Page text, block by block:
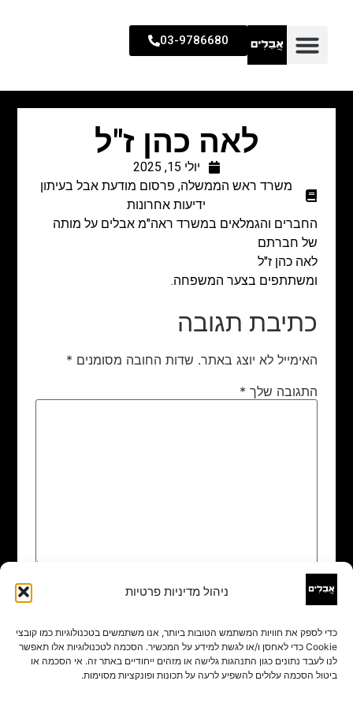
ניהול מדיניות פרטיות
כדי לספק את חוויות המשתמש הטובות ביותר, אנו משתמשים בטכנולוגיות כמו קובצי
Cookie כדי לאחסן ו/או לגשת למידע על המכשיר. הסכמה לטכנולוגיות אלו תאפשר
לנו לעבד נתונים כגון התנהגות גלישה או מזהים ייחודיים באתר זה. אי הסכמה או
ביטול הסכמה עלולים להשפיע לרעה על תכונות ופונקציות מסוימות.
03-9786680
לאה כהן ז"ל
יולי 15, 2025
משרד ראש הממשלה, פרסום מודעת אבל בעיתון
ידיעות אחרונות
החברים והגמלאים במשרד ראה"מ אבלים על מותה
של חברתם
לאה כהן ז"ל
ומשתתפים בצער המשפחה.
כתיבת תגובה
האימייל לא יוצג באתר. שדות החובה מסומנים *
התגובה שלך *
שם
אימייל*